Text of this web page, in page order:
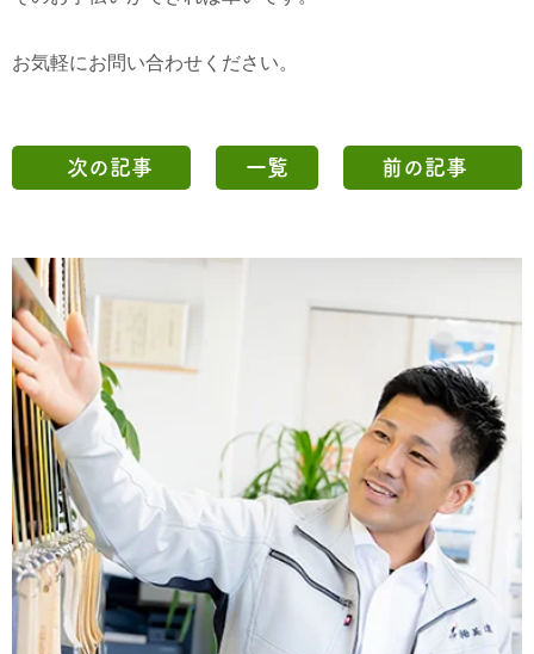
お気軽にお問い合わせください。
次の記事 一覧 前の記事